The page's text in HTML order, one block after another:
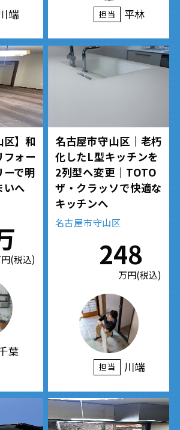
端 担当 平林
区】和
フォー
で明
いへ
(税込)
葉
名古屋市守山区｜老朽
化したL型キッチンを
2列型へ変更｜TOTO
ザ・クラッソで快適な
キッチンへ
名古屋市守山区
248
万円(税込)
担当 川端